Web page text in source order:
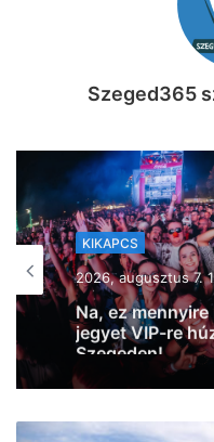
Szeged365
KIKAPCS
2026, augusztus 7.
Szeged365
borkóstoló,
Árkádban,
egészségnap –
legextrább
Városában!